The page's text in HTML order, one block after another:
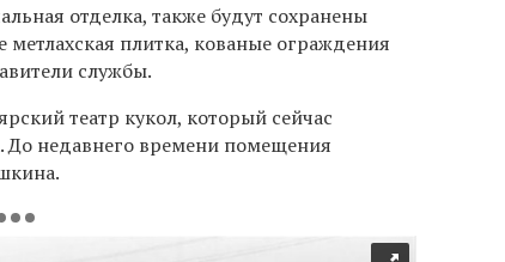
отделка, также будут сохранены
плитка, кованые ограждения
службы.
театр кукол, который сейчас
До недавнего времени помещения